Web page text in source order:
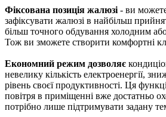
Фіксована позиція жалюзі - ви
зафіксувати жалюзі в найбільш
більш точного обдування холодним
Тож ви зможете створити комфортні
Економний режим дозволяє
невелику кількість електроенергії,
рівень своєї продуктивності. Ця
повітря в приміщенні вже достатньо
потрібно лише підтримувати задану